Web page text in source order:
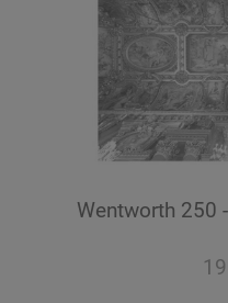
Wentworth 250